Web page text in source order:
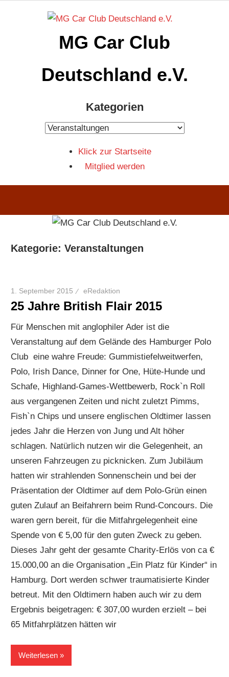
MG Car Club
Deutschland e.V.
Kategorien
Kategorien
Klick zur Startseite
Mitglied werden
Kategorie:Veranstaltungen
1. September 2015 eRedaktion
25 Jahre British Flair 2015
Für Menschen mit anglophiler Ader ist die
Veranstaltung auf dem Gelände des Hamburger Polo
Club eine wahre Freude: Gummistiefelweitwerfen,
Polo, Irish Dance, Dinner for One, Hüte-Hunde und
Schafe, Highland-Games-Wettbewerb, Rock`n Roll
aus vergangenen Zeiten und nicht zuletzt Pimms,
Fish`n Chips und unsere englischen Oldtimer lassen
jedes Jahr die Herzen von Jung und Alt höher
schlagen. Natürlich nutzen wir die Gelegenheit, an
unseren Fahrzeugen zu picknicken. Zum Jubiläum
hatten wir strahlenden Sonnenschein und bei der
Präsentation der Oldtimer auf dem Polo-Grün einen
guten Zulauf an Beifahrern beim Rund-Concours. Die
waren gern bereit, für die Mitfahrgelegenheit eine
Spende von € 5,00 für den guten Zweck zu geben.
Dieses Jahr geht der gesamte Charity-Erlös von ca €
15.000,00 an die Organisation „Ein Platz für Kinder“ in
Hamburg. Dort werden schwer traumatisierte Kinder
betreut. Mit den Oldtimern haben auch wir zu dem
Ergebnis beigetragen: € 307,00 wurden erzielt – bei
65 Mitfahrplätzen hätten wir
Weiterlesen